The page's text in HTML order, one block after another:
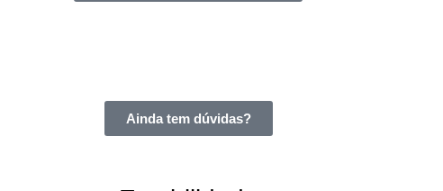
Ainda tem dúvidas?